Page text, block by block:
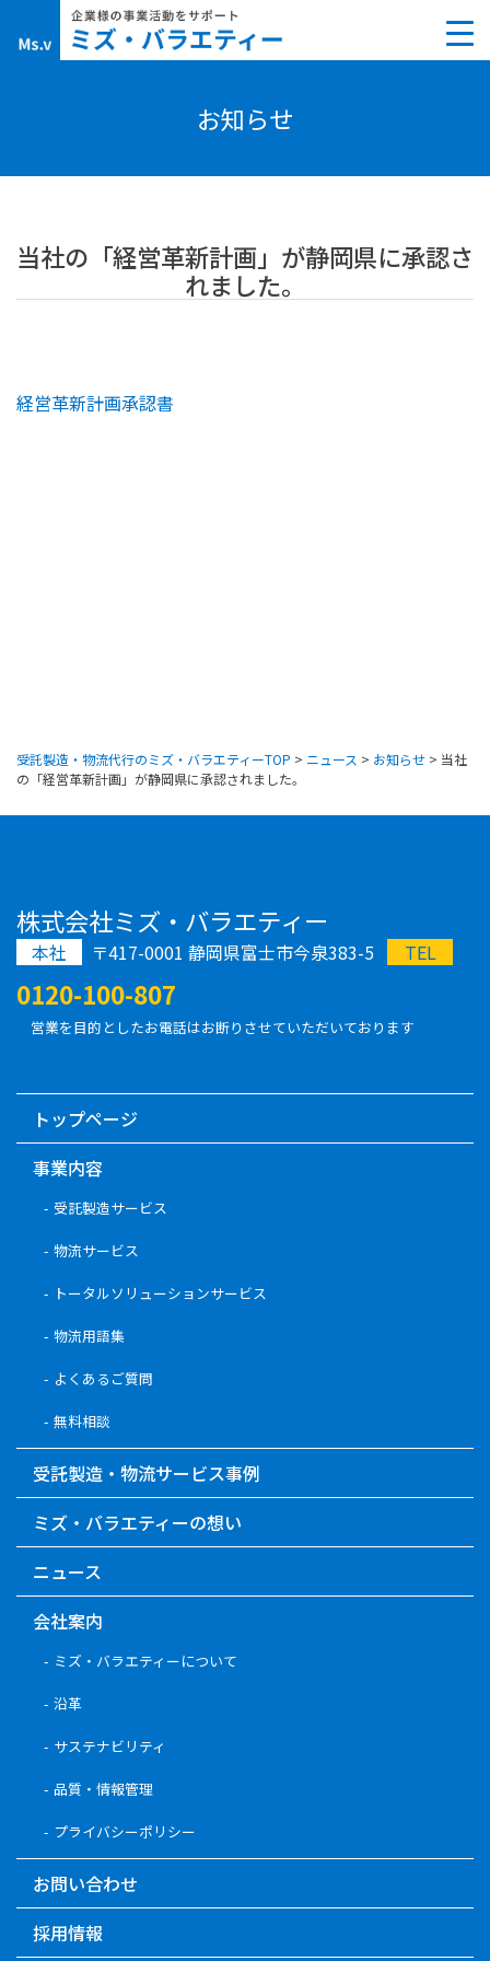
content
お知らせ
当社の「経営革新計画」が静岡県に承認さ
れました。
経営革新計画承認書
受託製造・物流代行のミズ・バラエティーTOP > ニュース > お知らせ > 当社
の「経営革新計画」が静岡県に承認されました。
株式会社ミズ・バラエティー
本社 〒417-0001 静岡県富士市今泉383-5 TEL
0120-100-807
営業を目的としたお電話はお断りさせていただいております
トップページ
事業内容
受託製造サービス
物流サービス
トータルソリューションサービス
物流用語集
よくあるご質問
無料相談
受託製造・物流サービス事例
ミズ・バラエティーの想い
ニュース
会社案内
ミズ・バラエティーについて
沿革
サステナビリティ
品質・情報管理
プライバシーポリシー
お問い合わせ
採用情報